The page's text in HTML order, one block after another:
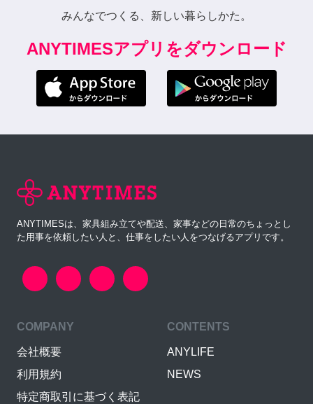
みんなでつくる、新しい暮らしかた。
ANYTIMESアプリをダウンロード
ANYTIMESは、家具組み立てや配送、家事などの日常のちょっとし
た用事を依頼したい人と、仕事をしたい人をつなげるアプリです。
COMPANY
会社概要
利用規約
特定商取引に基づく表記
CONTENTS
ANYLIFE
NEWS